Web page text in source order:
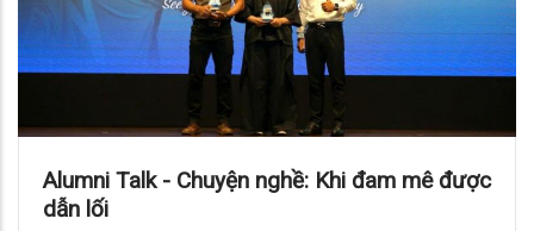
Alumni Talk - Chuyện nghề: Khi đam mê được
dẫn lối